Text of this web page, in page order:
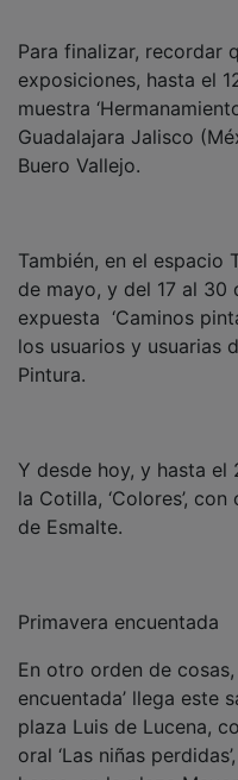
exposiciones, hasta el
muestra
Guadalajara Jalisco
Buero Vallejo.
de mayo, y del 17 al 30
expuesta ‘Caminos
los usuarios y usuarias
Pintura.
la Cotilla, ‘Colores’,
de Esmalte.
encuentada’ llega este
plaza Luis de Lucena,
oral ‘Las niñas
horas, en la plaza